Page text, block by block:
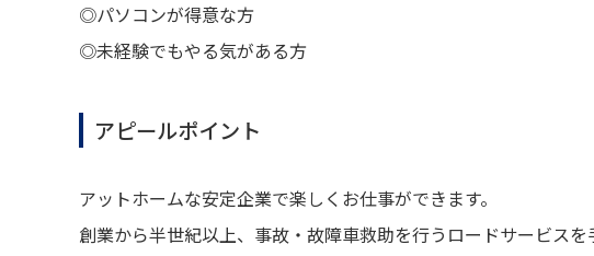
◎パソコンが得意な方
◎未経験でもやる気がある方
アピールポイント
アットホームな安定企業で楽しくお仕事ができます。
創業から半世紀以上、事故・故障車救助を行うロードサービス